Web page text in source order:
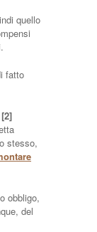
quello
fatto
[2]
stesso,
obbligo,
del